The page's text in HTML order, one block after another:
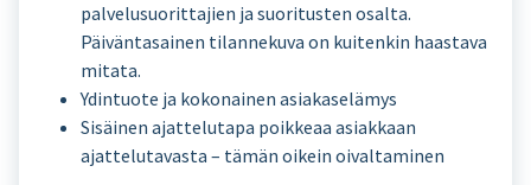
palvelusuorittajien ja suoritusten osalta.
Päiväntasainen tilannekuva on kuitenkin haastava
mitata.
Ydintuote ja kokonainen asiakaselämys
Sisäinen ajattelutapa poikkeaa asiakkaan
ajattelutavasta – tämän oikein oivaltaminen